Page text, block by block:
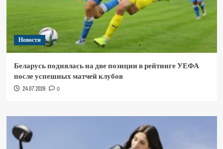
Новости
Беларусь поднялась на две позиции в рейтинге УЕФА
после успешных матчей клубов
24.07.2026 0